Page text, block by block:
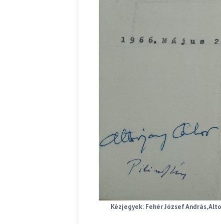
Kézjegyek: Fehér József András,
Káplán Géza: Erotikai